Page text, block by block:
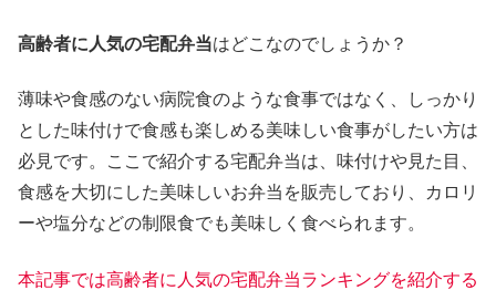
高齢者に人気の宅配弁当はどこなのでしょうか？
薄味や食感のない病院食のような食事ではなく、しっかり
とした味付けで食感も楽しめる美味しい食事がしたい方は
必見です。ここで紹介する宅配弁当は、味付けや見た目、
食感を大切にした美味しいお弁当を販売しており、カロリ
ーや塩分などの制限食でも美味しく食べられます。
本記事では高齢者に人気の宅配弁当ランキングを紹介する